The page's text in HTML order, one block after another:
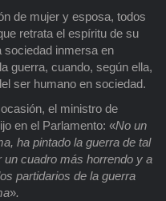
de mujer y esposa, todos
retrata el espíritu de su
sociedad inmersa en
guerra, cuando, según ella,
ser humano en sociedad.
el ministro de
en el Parlamento: «No un
ha pintado la guerra de tal
cuadro más horrendo y a
partidarios de la guerra
».